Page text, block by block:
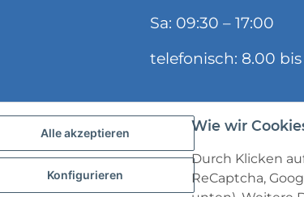
Sa: 09:30 – 17:00
telefonisch: 8.00
USt., zzgl. Versand
Alle akzeptieren
Konfigurieren
Wie wir
Durch Klicken
ReCaptcha,